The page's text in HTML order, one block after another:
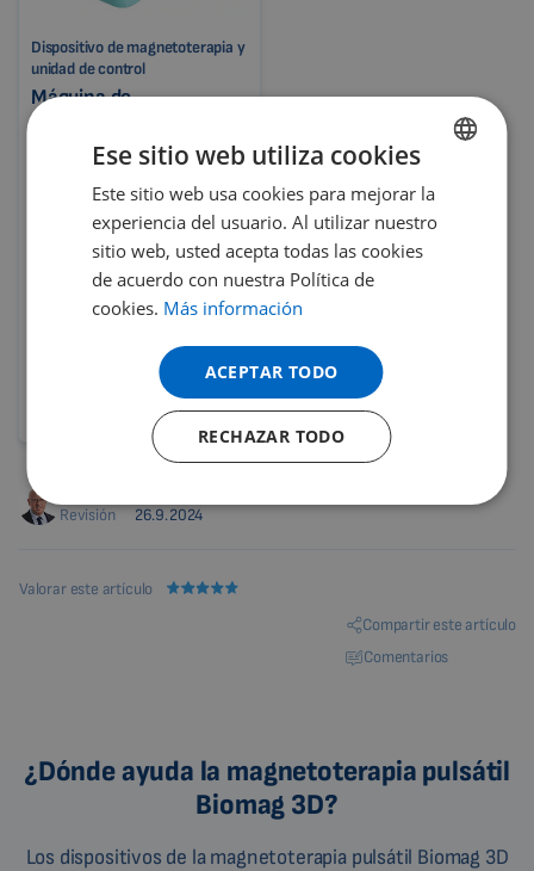
Dispositivo de magnetoterapia y
unidad de control
Máquina de
magnetoterapia Lumina
VET CLINIC – sin batería
Programas veterinarios
modernos
Posibilidad de editar
programas
Ideal para clínicas
veterinarias
Dispositivo técnico veterinario
Detalle del producto
Revisión
26.9.2024
Valorar este artículo
Compartir este artículo
Comentarios
¿Dónde ayuda la magnetoterapia pulsátil
Biomag 3D?
Los dispositivos de la magnetoterapia pulsátil Biomag 3D
ENGLISH
DUTCH
GERMAN
SPANISH
CATALAN
CHINESE (SIMPLIFIED)
Ese sitio web utiliza cookies
Este sitio web usa cookies para mejorar la
experiencia del usuario. Al utilizar nuestro
sitio web, usted acepta todas las cookies
de acuerdo con nuestra Política de
cookies. Más información
ACEPTAR TODO
RECHAZAR TODO